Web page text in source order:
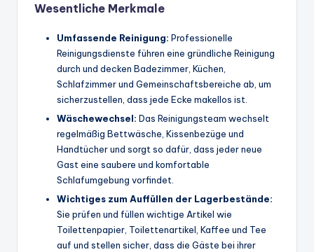
Wesentliche Merkmale
Umfassende Reinigung: Professionelle
Reinigungsdienste führen eine gründliche Reinigung
durch und decken Badezimmer, Küchen,
Schlafzimmer und Gemeinschaftsbereiche ab, um
sicherzustellen, dass jede Ecke makellos ist.
Wäschewechsel: Das Reinigungsteam wechselt
regelmäßig Bettwäsche, Kissenbezüge und
Handtücher und sorgt so dafür, dass jeder neue
Gast eine saubere und komfortable
Schlafumgebung vorfindet.
Wichtiges zum Auffüllen der Lagerbestände:
Sie prüfen und füllen wichtige Artikel wie
Toilettenpapier, Toilettenartikel, Kaffee und Tee
auf und stellen sicher, dass die Gäste bei ihrer